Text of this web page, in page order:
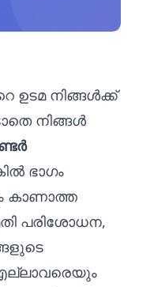
ഉടമ നിങ്ങൾക്ക്
നിങ്ങൾ
ഭാഗം
കാണാത്ത
പരിശോധന,